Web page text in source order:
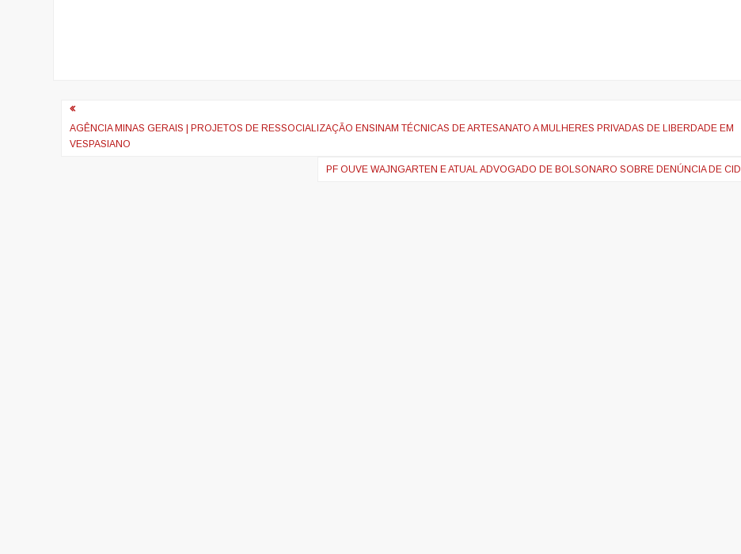
Navegação
de
AGÊNCIA MINAS GERAIS | PROJETOS DE RESSOCIALIZAÇÃO ENSINAM TÉCNICAS DE ARTESANATO A MULHERES PRIVADAS DE LIBERDADE EM
VESPASIANO
PF OUVE WAJNGARTEN E ATUAL ADVOGADO DE BOLSONARO SOBRE DENÚNCIA DE CID